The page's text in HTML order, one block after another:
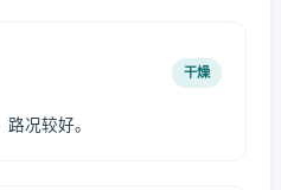
干燥
况较好。